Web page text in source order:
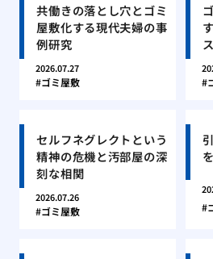
共働きの落とし穴とゴミ
屋敷化する現代夫婦の事
例研究
2026.07.27
ゴミ屋敷
ス
セルフネグレクトという
精神の危機と汚部屋の深
刻な相関
2026.07.26
ゴミ屋敷